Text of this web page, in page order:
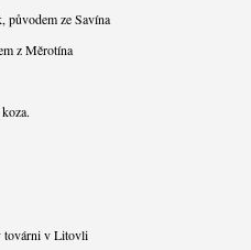
původem ze Savína
z Měrotína
továrni v Litovli